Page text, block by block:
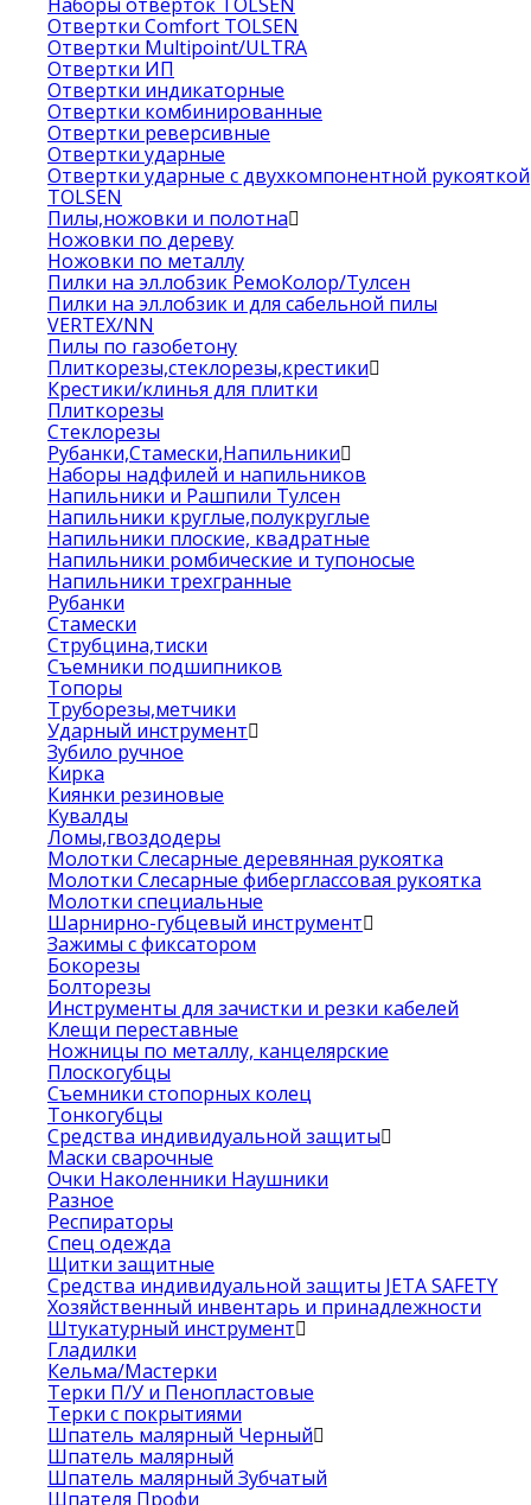
Отвертки Comfort TOLSEN
Отвертки Multipoint/ULTRA
Отвертки ИП
Отвертки индикаторные
Отвертки комбинированные
Отвертки реверсивные
Отвертки ударные
Отвертки ударные с двухкомпонентной рукояткой
TOLSEN
Пилы,ножовки и полотна
Ножовки по дереву
Ножовки по металлу
Пилки на эл.лобзик РемоКолор/Тулсен
Пилки на эл.лобзик и для сабельной пилы
VERTEX/NN
Пилы по газобетону
Плиткорезы,стеклорезы,крестики
Крестики/клинья для плитки
Плиткорезы
Стеклорезы
Рубанки,Стамески,Напильники
Наборы надфилей и напильников
Напильники и Рашпили Тулсен
Напильники круглые,полукруглые
Напильники плоские, квадратные
Напильники ромбические и тупоносые
Напильники трехгранные
Рубанки
Стамески
Струбцина,тиски
Съемники подшипников
Топоры
Труборезы,метчики
Ударный инструмент
Зубило ручное
Кирка
Киянки резиновые
Кувалды
Ломы,гвоздодеры
Молотки Слесарные деревянная рукоятка
Молотки Слесарные фиберглассовая рукоятка
Молотки специальные
Шарнирно-губцевый инструмент
Зажимы с фиксатором
Бокорезы
Болторезы
Инструменты для зачистки и резки кабелей
Клещи переставные
Ножницы по металлу, канцелярские
Плоскогубцы
Съемники стопорных колец
Тонкогубцы
Средства индивидуальной защиты
Маски сварочные
Очки Наколенники Наушники
Разное
Респираторы
Спец одежда
Щитки защитные
Средства индивидуальной защиты JETA SAFETY
Хозяйственный инвентарь и принадлежности
Штукатурный инструмент
Гладилки
Кельма/Мастерки
Терки П/У и Пенопластовые
Терки с покрытиями
Шпатель малярный Черный
Шпатель малярный
Шпатель малярный Зубчатый
Шпателя Профи